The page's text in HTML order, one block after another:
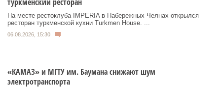
На месте рестоклуба IMPERIA в Набережных Челнах открылся
ресторан туркменской кухни Turkmen House. ...
06.08.2026, 15:30
«КАМАЗ» и МГТУ им. Баумана снижают шум
электротранспорта